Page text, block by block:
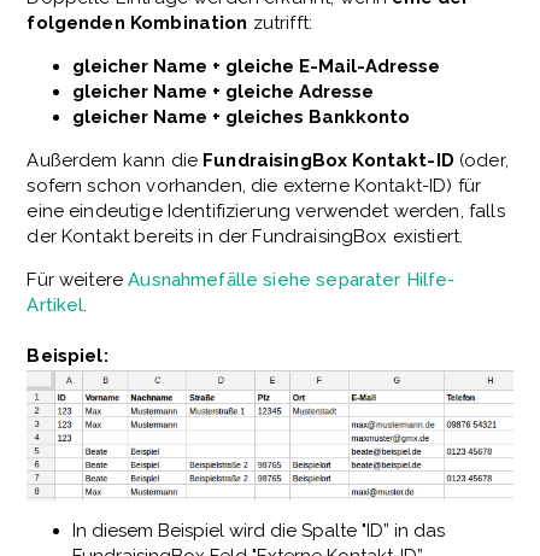
folgenden Kombination zutrifft:
gleicher Name + gleiche E-Mail-Adresse
gleicher Name + gleiche Adresse
gleicher Name + gleiches Bankkonto
Außerdem kann die FundraisingBox Kontakt-ID (oder,
sofern schon vorhanden, die externe Kontakt-ID) für
eine eindeutige Identifizierung verwendet werden, falls
der Kontakt bereits in der FundraisingBox existiert.
Für weitereAusnahmefälle siehe separater Hilfe-
Artikel.
Beispiel:
In diesem Beispiel wird die Spalte "ID” in das